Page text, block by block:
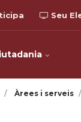
Seu
Àrees i serveis